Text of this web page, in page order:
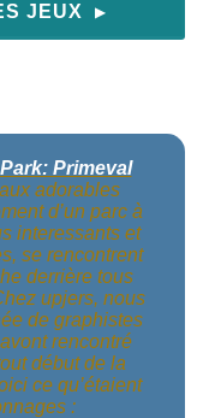
JEUX ▶
Primeval
adorables
d’un parc à
interessants et
se rencontrent
derrière tous
upjers, nous
de graphistes
rencontré
début de la
ce qu’étaient
: